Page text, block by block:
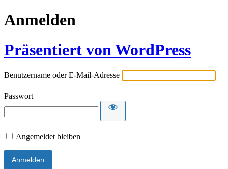
Anmelden
Präsentiert von WordPress
Benutzername oder E-Mail-Adresse
Passwort
Angemeldet bleiben